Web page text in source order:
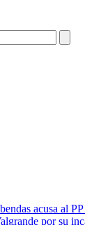
acusa al
por su